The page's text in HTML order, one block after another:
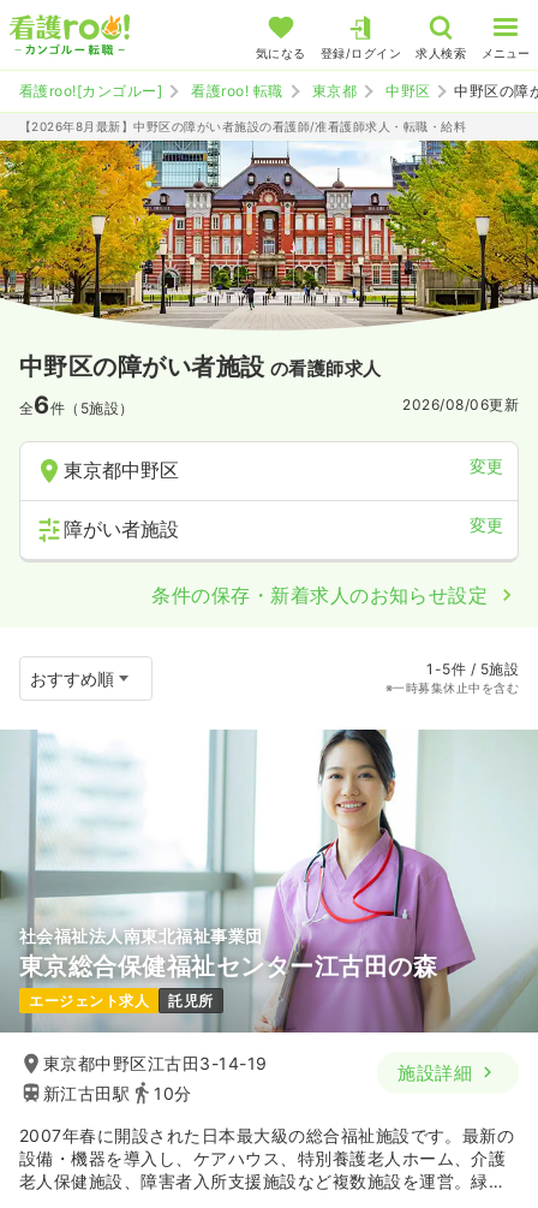
気になる 登録/ログイン 求人検索 メニュー
看護roo![カンゴルー] 看護roo! 転職 東京都 中野区 中野区の障
【2026年8月最新】中野区の障がい者施設の看護師/准看護師求人・転職・給料
中野区の障がい者施設 の看護師求人
全6件（5施設） 2026/08/06更新
東京都中野区 変更
障がい者施設 変更
条件の保存・新着求人のお知らせ設定
1-5件 / 5施設
※一時募集休止中を含む
社会福祉法人南東北福祉事業団
東京総合保健福祉センター江古田の森
エージェント求人 託児所
東京都中野区江古田3-14-19
新江古田駅
10分
施設詳細
2007年春に開設された日本最大級の総合福祉施設です。最新の
設備・機器を導入し、ケアハウス、特別養護老人ホーム、介護
老人保健施設、障害者入所支援施設など複数施設を運営。緑に